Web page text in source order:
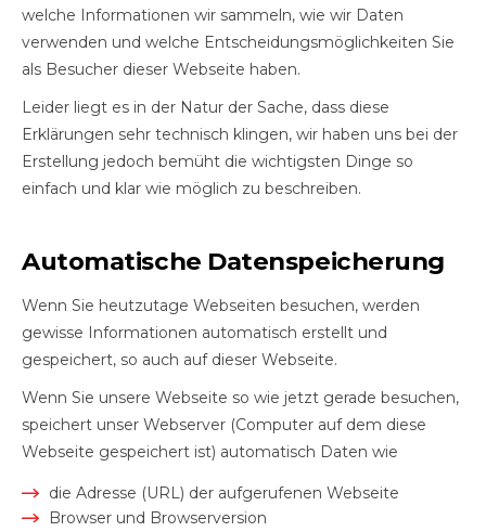
welche Informationen wir sammeln, wie wir Daten
verwenden und welche Entscheidungsmöglichkeiten Sie
als Besucher dieser Webseite haben.
Leider liegt es in der Natur der Sache, dass diese
Erklärungen sehr technisch klingen, wir haben uns bei der
Erstellung jedoch bemüht die wichtigsten Dinge so
einfach und klar wie möglich zu beschreiben.
Automatische Datenspeicherung
Wenn Sie heutzutage Webseiten besuchen, werden
gewisse Informationen automatisch erstellt und
gespeichert, so auch auf dieser Webseite.
Wenn Sie unsere Webseite so wie jetzt gerade besuchen,
speichert unser Webserver (Computer auf dem diese
Webseite gespeichert ist) automatisch Daten wie
die Adresse (URL) der aufgerufenen Webseite
Browser und Browserversion